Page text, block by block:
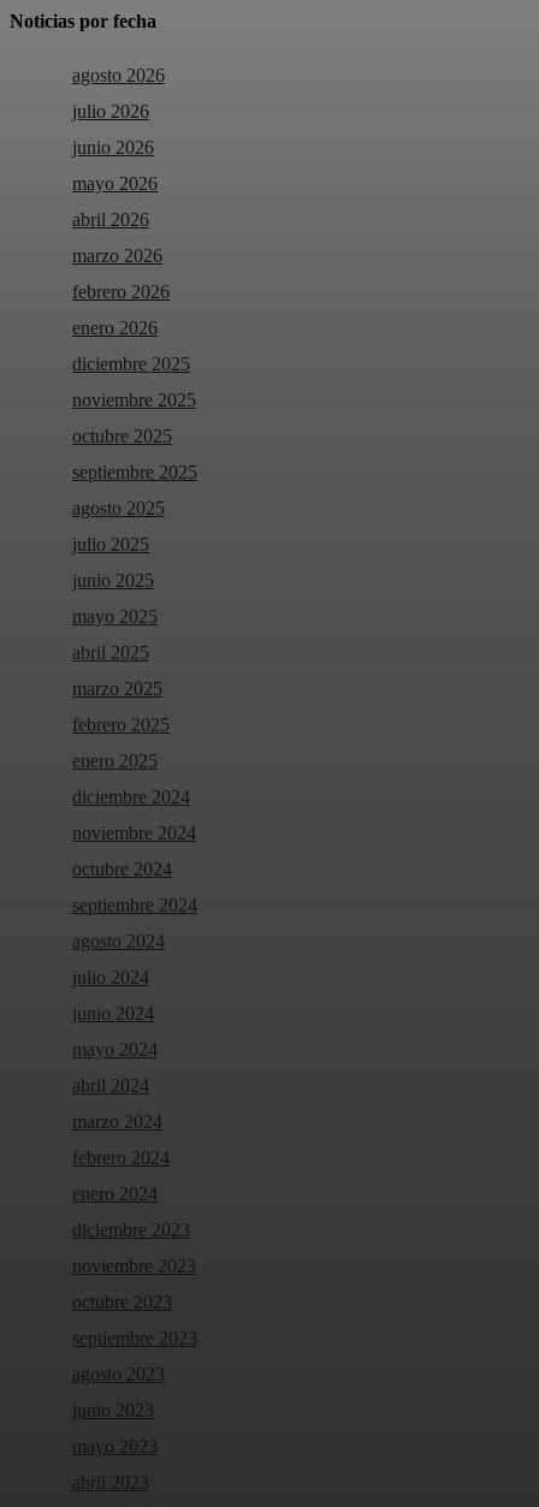
Noticias por fecha
agosto 2026
julio 2026
junio 2026
mayo 2026
abril 2026
marzo 2026
febrero 2026
enero 2026
diciembre 2025
noviembre 2025
octubre 2025
septiembre 2025
agosto 2025
julio 2025
junio 2025
mayo 2025
abril 2025
marzo 2025
febrero 2025
enero 2025
diciembre 2024
noviembre 2024
octubre 2024
septiembre 2024
agosto 2024
julio 2024
junio 2024
mayo 2024
abril 2024
marzo 2024
febrero 2024
enero 2024
diciembre 2023
noviembre 2023
octubre 2023
septiembre 2023
agosto 2023
junio 2023
mayo 2023
abril 2023